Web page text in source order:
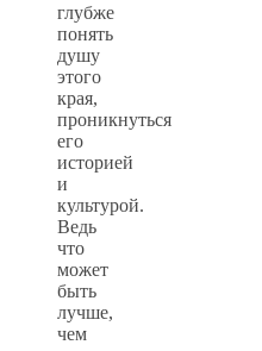
глубже
понять
душу
этого
края,
проникнуться
его
историей
и
культурой.
Ведь
что
может
быть
лучше,
чем